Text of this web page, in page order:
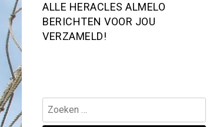
ALLE HERACLES ALMELO
BERICHTEN VOOR JOU
VERZAMELD!
Zoeken
naar: